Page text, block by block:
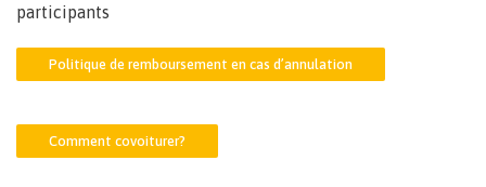
participants
Politique de remboursement en cas d’annulation
Comment covoiturer?